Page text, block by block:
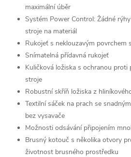
maximální úběr
Systém Power Control: Žádné
stroje na materiál
Rukojeť s neklouzavým povrchem
Snímatelná přídavná rukojeť
Kuličková ložiska s ochranou
stroje
Robustní skříň ložiska z
Textilní sáček na prach se
bez vysavače
Možnosti odsávání připojením
Brusný kotouč s několika otvory
životnost brusného prostředku